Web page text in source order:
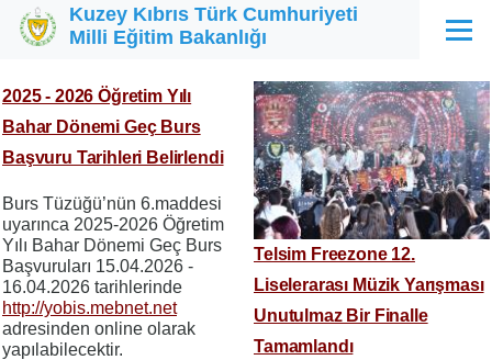
Ana içeriğe atla
Kuzey Kıbrıs Türk Cumhuriyeti
Milli Eğitim Bakanlığı
Menü
2025 - 2026 Öğretim Yılı
Bahar Dönemi Geç Burs
Başvuru Tarihleri Belirlendi
Burs Tüzüğü’nün 6.maddesi
uyarınca 2025-2026 Öğretim
Yılı Bahar Dönemi Geç Burs
Başvuruları 15.04.2026 -
16.04.2026 tarihlerinde
http://yobis.mebnet.net
adresinden online olarak
yapılabilecektir.
Telsim Freezone 12.
Liselerarası Müzik Yarışması
Unutulmaz Bir Finalle
Tamamlandı